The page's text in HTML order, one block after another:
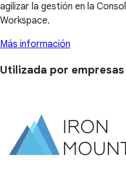
agilizar la gestión en la
Workspace.
Más información
Utilizada por